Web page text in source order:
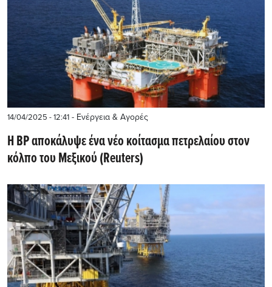
14/04/2025 - 12:41 - Ενέργεια & Αγορές
Η BP αποκάλυψε ένα νέο κοίτασμα πετρελαίου στον
κόλπο του Μεξικού (Reuters)